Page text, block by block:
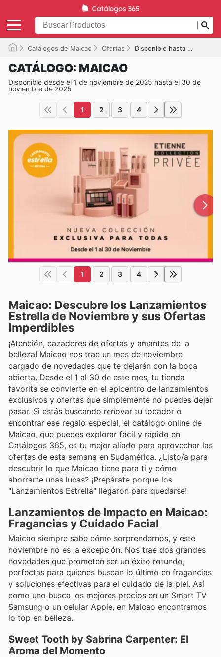
Catálogos de Maicao Ofertas Disponible hasta el 30-11-2025
CATÁLOGO: MAICAO
Disponible desde el 1 de noviembre de 2025 hasta el 30 de
noviembre de 2025
1 2 3 4
1 2 3 4
Maicao: Descubre los Lanzamientos
Estrella de Noviembre y sus Ofertas
Imperdibles
¡Atención, cazadores de ofertas y amantes de la
belleza! Maicao nos trae un mes de noviembre
cargado de novedades que te dejarán con la boca
abierta. Desde el 1 al 30 de este mes, tu tienda
favorita se convierte en el epicentro de lanzamientos
exclusivos y ofertas que simplemente no puedes dejar
pasar. Si estás buscando renovar tu tocador o
encontrar ese regalo especial, el catálogo online de
Maicao, que puedes explorar fácil y rápido en
Catálogos 365, es tu mejor aliado para aprovechar las
ofertas de esta semana en Sudamérica. ¿Listo/a para
descubrir lo que Maicao tiene para ti y cómo
ahorrarte unas lucas? ¡Prepárate porque los
"Lanzamientos Estrella" llegaron para quedarse!
Lanzamientos de Impacto en Maicao:
Fragancias y Cuidado Facial
Maicao siempre sabe cómo sorprendernos, y este
noviembre no es la excepción. Nos trae dos grandes
novedades que prometen ser un éxito rotundo,
perfectas para quienes buscan lo último en fragancias
y soluciones efectivas para el cuidado de la piel. Así
como uno busca los mejores precios en un Smart TV
Samsung o un celular Apple, en Maicao encontramos
lo top en belleza.
Sweet Tooth by Sabrina Carpenter: El
Aroma del Momento